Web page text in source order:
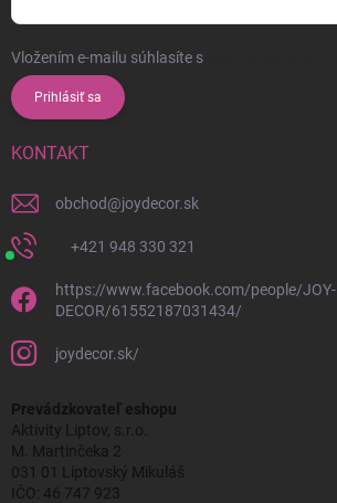
Vložením e-mailu súhlasíte s
Prihlásiť sa
KONTAKT
obchod@joydecor.sk
+421 948 330 321
https://www.facebook.com/people/JOY-
DECOR/61552187031434/
joydecor.sk/
Prevádzkovateľ eshopu
Aktivity Liptov, s.r.o.
M. Martinčeka 2
031 01 Liptovský Mikuláš
IČO: 46 747 923